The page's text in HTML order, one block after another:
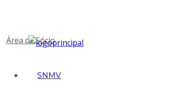
Área de Sócio
SNMV